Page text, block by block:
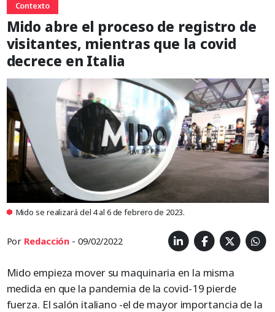
Contexto
Mido abre el proceso de registro de
visitantes, mientras que la covid
decrece en Italia
Mido se realizará del 4 al 6 de febrero de 2023.
Por Redacción - 09/02/2022
Mido empieza mover su maquinaria en la misma
medida en que la pandemia de la covid-19 pierde
fuerza. El salón italiano -el de mayor importancia de la